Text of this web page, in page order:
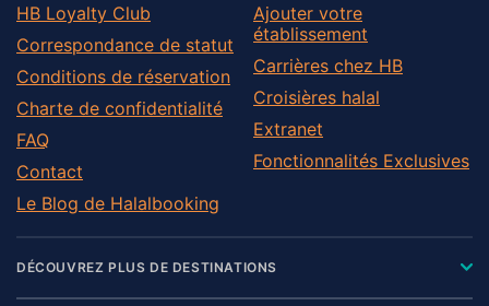
HB Loyalty Club
Correspondance de statut
Conditions de réservation
Charte de confidentialité
FAQ
Contact
Le Blog de Halalbooking
Ajouter votre
établissement
Carrières chez HB
Croisières halal
Extranet
Fonctionnalités Exclusives
DÉCOUVREZ PLUS DE DESTINATIONS